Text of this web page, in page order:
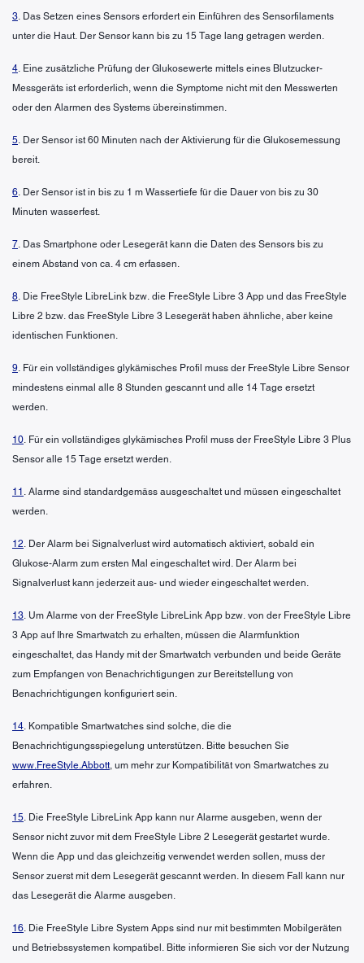
3. Das Setzen eines Sensors erfordert ein Einführen des Sensorfilaments
unter die Haut. Der Sensor kann bis zu 15 Tage lang getragen werden.
4. Eine zusätzliche Prüfung der Glukosewerte mittels eines Blutzucker-
Messgeräts ist erforderlich, wenn die Symptome nicht mit den Messwerten
oder den Alarmen des Systems übereinstimmen.
5. Der Sensor ist 60 Minuten nach der Aktivierung für die Glukosemessung
bereit.
6. Der Sensor ist in bis zu 1 m Wassertiefe für die Dauer von bis zu 30
Minuten wasserfest.
7. Das Smartphone oder Lesegerät kann die Daten des Sensors bis zu
einem Abstand von ca. 4 cm erfassen.
8. Die FreeStyle LibreLink bzw. die FreeStyle Libre 3 App und das FreeStyle
Libre 2 bzw. das FreeStyle Libre 3 Lesegerät haben ähnliche, aber keine
identischen Funktionen.
9. Für ein vollständiges glykämisches Profil muss der FreeStyle Libre Sensor
mindestens einmal alle 8 Stunden gescannt und alle 14 Tage ersetzt
werden.
10. Für ein vollständiges glykämisches Profil muss der FreeStyle Libre 3 Plus
Sensor alle 15 Tage ersetzt werden.
11 . Alarme sind standardgemäss ausgeschaltet und müssen eingeschaltet
werden.
12. Der Alarm bei Signalverlust wird automatisch aktiviert, sobald ein
Glukose-Alarm zum ersten Mal eingeschaltet wird. Der Alarm bei
Signalverlust kann jederzeit aus- und wieder eingeschaltet werden.
13. Um Alarme von der FreeStyle LibreLink App bzw. von der FreeStyle Libre
3 App auf Ihre Smartwatch zu erhalten, müssen die Alarmfunktion
eingeschaltet, das Handy mit der Smartwatch verbunden und beide Geräte
zum Empfangen von Benachrichtigungen zur Bereitstellung von
Benachrichtigungen konfiguriert sein.
14. Kompatible Smartwatches sind solche, die die
Benachrichtigungsspiegelung unterstützen. Bitte besuchen Sie
www.FreeStyle.Abbott, um mehr zur Kompatibilität von Smartwatches zu
erfahren.
15. Die FreeStyle LibreLink App kann nur Alarme ausgeben, wenn der
Sensor nicht zuvor mit dem FreeStyle Libre 2 Lesegerät gestartet wurde.
Wenn die App und das gleichzeitig verwendet werden sollen, muss der
Sensor zuerst mit dem Lesegerät gescannt werden. In diesem Fall kann nur
das Lesegerät die Alarme ausgeben.
16. Die FreeStyle Libre System Apps sind nur mit bestimmten Mobilgeräten
und Betriebssystemen kompatibel. Bitte informieren Sie sich vor der Nutzung